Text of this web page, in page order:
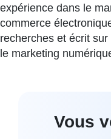
expérience dans le
commerce
recherches et écrit
le marketing
Vous